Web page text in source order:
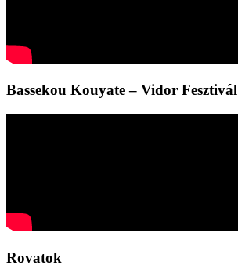
Bassekou Kouyate – Vidor Fesztivál
Rovatok